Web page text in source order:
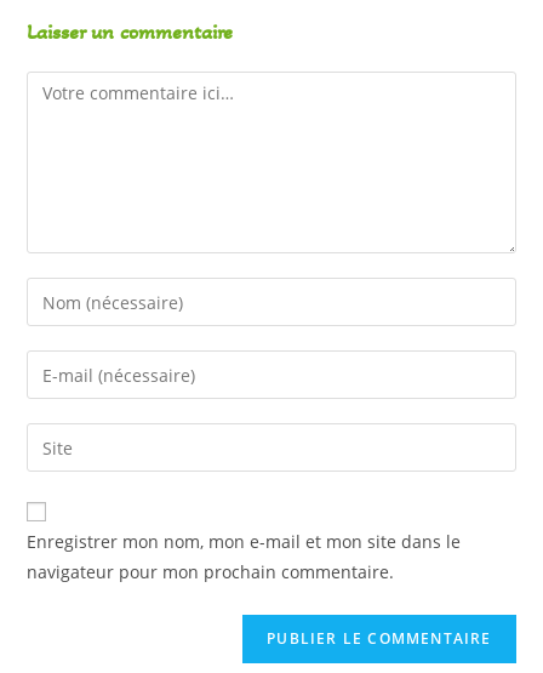
Laisser un commentaire
Enregistrer mon nom, mon e-mail et mon site dans le
navigateur pour mon prochain commentaire.